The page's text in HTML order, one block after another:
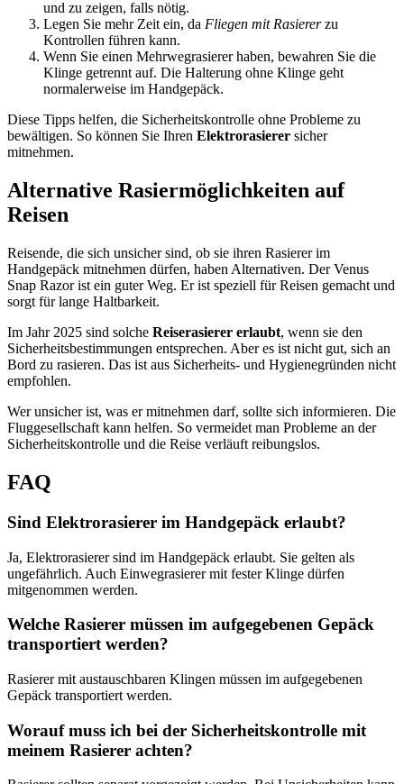
und zu zeigen, falls nötig.
Legen Sie mehr Zeit ein, da Fliegen mit Rasiererzu
Kontrollen führen kann.
Wenn Sie einen Mehrwegrasierer haben, bewahren Sie die
Klinge getrennt auf. Die Halterung ohne Klinge geht
normalerweise im Handgepäck.
Diese Tipps helfen, die Sicherheitskontrolle ohne Probleme zu
bewältigen. So können Sie Ihren Elektrorasierer sicher
mitnehmen.
Alternative Rasiermöglichkeiten auf
Reisen
Reisende, die sich unsicher sind, ob sie ihren Rasierer im
Handgepäck mitnehmen dürfen, haben Alternativen. Der Venus
Snap Razor ist ein guter Weg. Er ist speziell für Reisen gemacht und
sorgt für lange Haltbarkeit.
Im Jahr 2025 sind solche Reiserasierer erlaubt, wenn sie den
Sicherheitsbestimmungen entsprechen. Aber es ist nicht gut, sich an
Bord zu rasieren. Das ist aus Sicherheits- und Hygienegründen nicht
empfohlen.
Wer unsicher ist, was er mitnehmen darf, sollte sich informieren. Die
Fluggesellschaft kann helfen. So vermeidet man Probleme an der
Sicherheitskontrolle und die Reise verläuft reibungslos.
FAQ
Sind Elektrorasierer im Handgepäck erlaubt?
Ja, Elektrorasierer sind im Handgepäck erlaubt. Sie gelten als
ungefährlich. Auch Einwegrasierer mit fester Klinge dürfen
mitgenommen werden.
Welche Rasierer müssen im aufgegebenen Gepäck
transportiert werden?
Rasierer mit austauschbaren Klingen müssen im aufgegebenen
Gepäck transportiert werden.
Worauf muss ich bei der Sicherheitskontrolle mit
meinem Rasierer achten?